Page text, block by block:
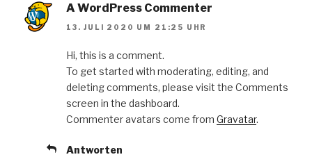
A WordPress Commenter
13. JULI 2020 UM 21:25 UHR
Hi, this is a comment.
To get started with moderating, editing, and
deleting comments, please visit the Comments
screen in the dashboard.
Commenter avatars come from Gravatar.
Antworten